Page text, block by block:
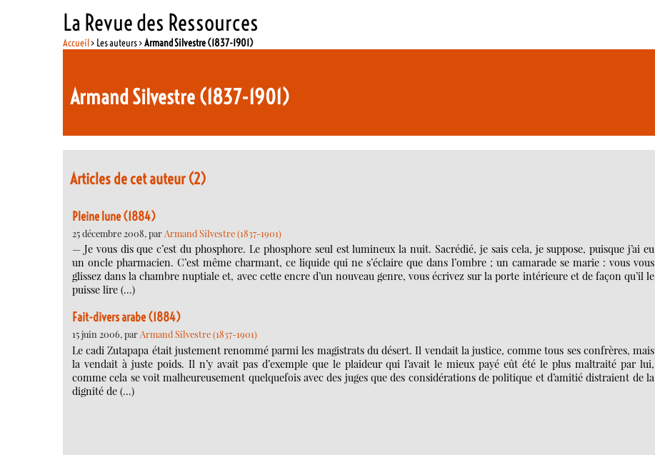
La Revue des Ressources
Accueil> Les auteurs >Armand Silvestre (1837-1901)
Armand Silvestre (1837-1901)
Articles de cet auteur (2)
Pleine lune (1884)
25 décembre 2008, parArmand Silvestre (1837-1901)
— Je vous dis que c’est du phosphore. Le phosphore seul est lumineux la nuit. Sacrédié, je sais cela, je suppose, puisque j’ai eu
un oncle pharmacien. C’est même charmant, ce liquide qui ne s’éclaire que dans l’ombre ; un camarade se marie : vous vous
glissez dans la chambre nuptiale et, avec cette encre d’un nouveau genre, vous écrivez sur la porte intérieure et de façon qu’il le
puisse lire (…)
Fait-divers arabe (1884)
15 juin 2006, parArmand Silvestre (1837-1901)
Le cadi Zutapapa était justement renommé parmi les magistrats du désert. Il vendait la justice, comme tous ses confrères, mais
la vendait à juste poids. Il n’y avait pas d’exemple que le plaideur qui l’avait le mieux payé eût été le plus maltraité par lui,
comme cela se voit malheureusement quelquefois avec des juges que des considérations de politique et d’amitié distraient de la
dignité de (…)